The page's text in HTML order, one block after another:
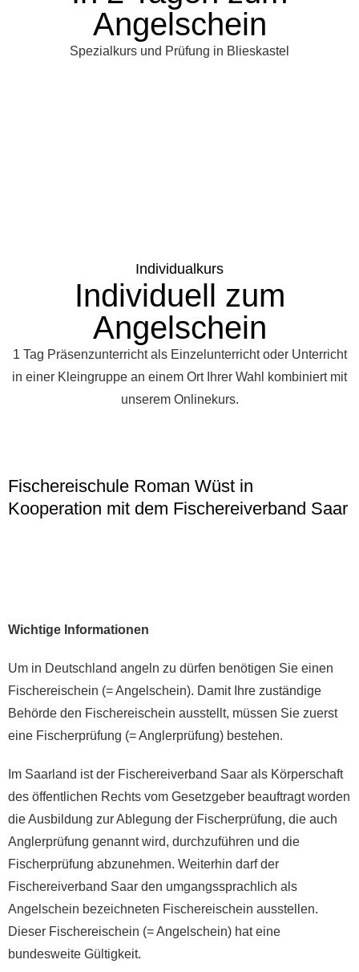
Angelschein
Spezialkurs und Prüfung in Blieskastel
Individualkurs
Individuell zum
Angelschein
1 Tag Präsenzunterricht als Einzelunterricht oder Unterricht
in einer Kleingruppe an einem Ort Ihrer Wahl kombiniert mit
unserem Onlinekurs.
Fischereischule Roman Wüst in
Kooperation mit dem Fischereiverband Saar
Wichtige Informationen
Um in Deutschland angeln zu dürfen benötigen Sie einen
Fischereischein (= Angelschein). Damit Ihre zuständige
Behörde den Fischereischein ausstellt, müssen Sie zuerst
eine Fischerprüfung (= Anglerprüfung) bestehen.
Im Saarland ist der Fischereiverband Saar als Körperschaft
des öffentlichen Rechts vom Gesetzgeber beauftragt worden
die Ausbildung zur Ablegung der Fischerprüfung, die auch
Anglerprüfung genannt wird, durchzuführen und die
Fischerprüfung abzunehmen. Weiterhin darf der
Fischereiverband Saar den umgangssprachlich als
Angelschein bezeichneten Fischereischein ausstellen.
Dieser Fischereischein (= Angelschein) hat eine
bundesweite Gültigkeit.